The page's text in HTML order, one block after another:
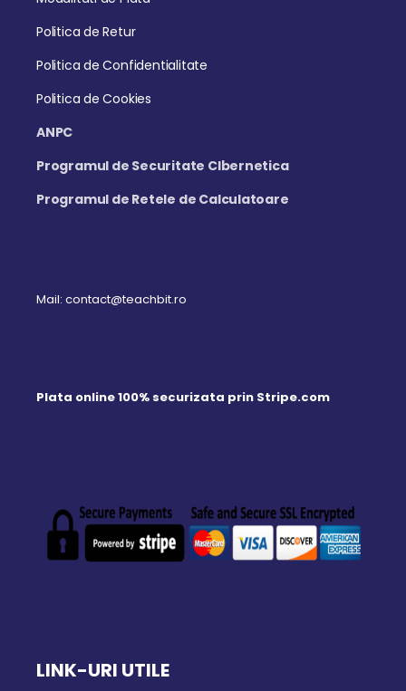
Politica de Retur
Politica de Confidentialitate
Politica de Cookies
ANPC
Programul de Securitate CIbernetica
Programul de Retele de Calculatoare
Mail: contact@teachbit.ro
Plata online 100% securizata prin Stripe.com
LINK-URI UTILE